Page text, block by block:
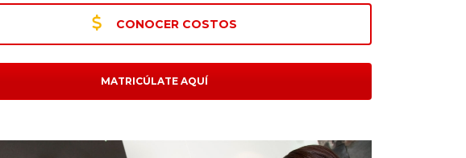
CONOCER COSTOS
MATRICÚLATE AQUÍ